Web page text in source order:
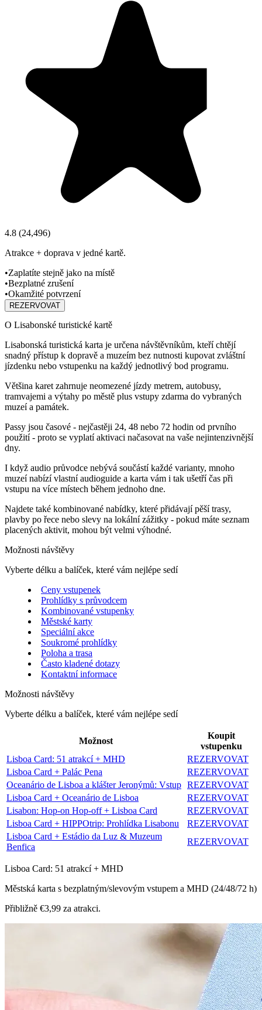
4.8 (24,496)
Atrakce + doprava v jedné kartě.
•Zaplatíte stejně jako na místě
•Bezplatné zrušení
•Okamžité potvrzení
REZERVOVAT
O Lisabonské turistické kartě
Lisabonská turistická karta je určena návštěvníkům, kteří chtějí
snadný přístup k dopravě a muzeím bez nutnosti kupovat zvláštní
jízdenku nebo vstupenku na každý jednotlivý bod programu.
Většina karet zahrnuje neomezené jízdy metrem, autobusy,
tramvajemi a výtahy po městě plus vstupy zdarma do vybraných
muzeí a památek.
Passy jsou časové - nejčastěji 24, 48 nebo 72 hodin od prvního
použití - proto se vyplatí aktivaci načasovat na vaše nejintenzivnější
dny.
I když audio průvodce nebývá součástí každé varianty, mnoho
muzeí nabízí vlastní audioguide a karta vám i tak ušetří čas při
vstupu na více místech během jednoho dne.
Najdete také kombinované nabídky, které přidávají pěší trasy,
plavby po řece nebo slevy na lokální zážitky - pokud máte seznam
placených aktivit, mohou být velmi výhodné.
Možnosti návštěvy
Vyberte délku a balíček, které vám nejlépe sedí
Ceny vstupenek
Prohlídky s průvodcem
Kombinované vstupenky
Městské karty
Speciální akce
Soukromé prohlídky
Poloha a trasa
Často kladené dotazy
Kontaktní informace
Možnosti návštěvy
Vyberte délku a balíček, které vám nejlépe sedí
Možnost
Koupit
vstupenku
Lisboa Card: 51 atrakcí + MHD
REZERVOVAT
Lisboa Card + Palác Pena
REZERVOVAT
Oceanário de Lisboa a klášter Jeronýmů: Vstup REZERVOVAT
Lisboa Card + Oceanário de Lisboa
REZERVOVAT
Lisabon: Hop‑on Hop‑off + Lisboa Card
REZERVOVAT
Lisboa Card + HIPPOtrip: Prohlídka Lisabonu
REZERVOVAT
Lisboa Card + Estádio da Luz & Muzeum
Benfica
REZERVOVAT
Lisboa Card: 51 atrakcí + MHD
Městská karta s bezplatným/slevovým vstupem a MHD (24/48/72 h)
Přibližně €3,99 za atrakci.